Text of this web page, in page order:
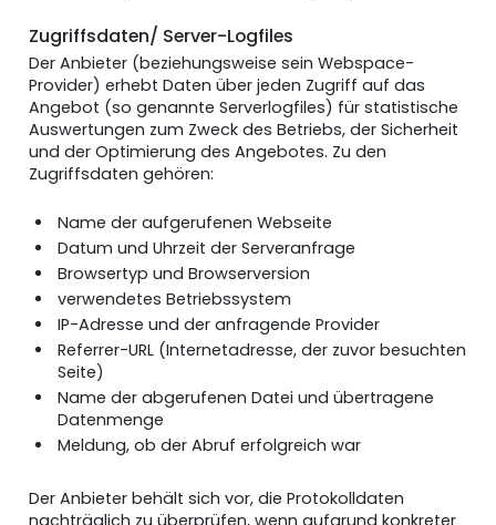
Zugriffsdaten/ Server-Logfiles
Der Anbieter (beziehungsweise sein Webspace-
Provider) erhebt Daten über jeden Zugriff auf das
Angebot (so genannte Serverlogfiles) für statistische
Auswertungen zum Zweck des Betriebs, der Sicherheit
und der Optimierung des Angebotes. Zu den
Zugriffsdaten gehören:
Name der aufgerufenen Webseite
Datum und Uhrzeit der Serveranfrage
Browsertyp und Browserversion
verwendetes Betriebssystem
IP-Adresse und der anfragende Provider
Referrer-URL (Internetadresse, der zuvor besuchten
Seite)
Name der abgerufenen Datei und übertragene
Datenmenge
Meldung, ob der Abruf erfolgreich war
Der Anbieter behält sich vor, die Protokolldaten